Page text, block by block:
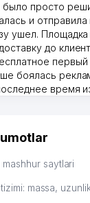
просто
и отправила
ушел.
до
боялась
время
потихоньку😊
12:45:39
saytlari
massa,